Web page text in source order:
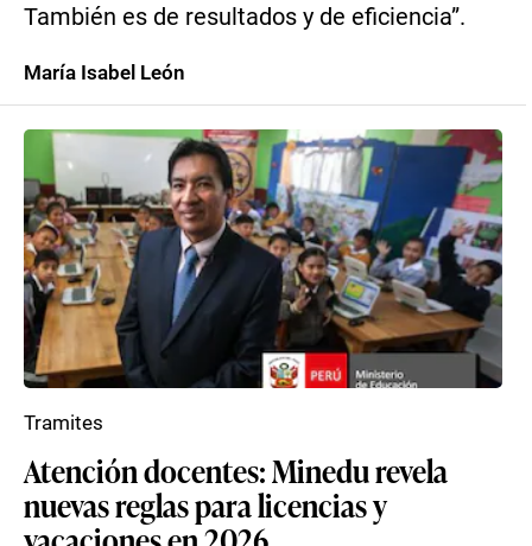
También es de resultados y de eficiencia”.
María Isabel León
Atención docentes: Minedu revela
nuevas reglas para licencias y
Tramites